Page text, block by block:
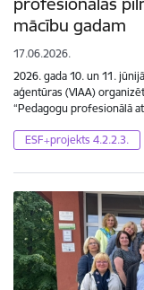
mācību gadam
17.06.2026.
2026. gada 10. un 11.
aģentūras (VIAA)
“Pedagogu profesionālā
ESF+projekts 4.2.2.3.